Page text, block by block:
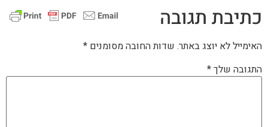
כתיבת תגובה
האימייל לא יוצג באתר. שדות החובה מסומנים *
התגובה שלך*